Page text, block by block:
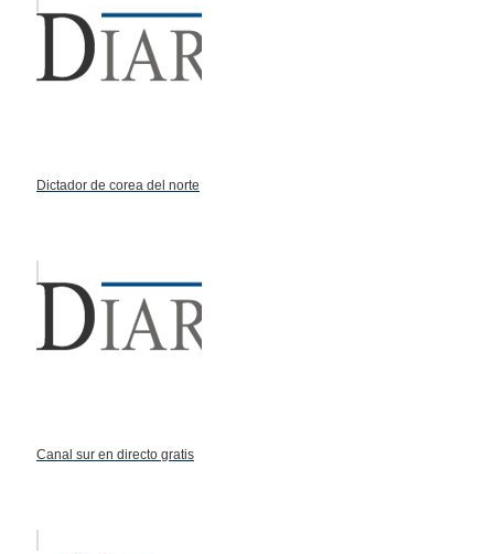
Dictador de corea del norte
Canal sur en directo gratis